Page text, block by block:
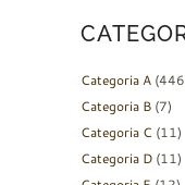
Categoria A
Categoria B (7)
Categoria C (11)
Categoria D (11)